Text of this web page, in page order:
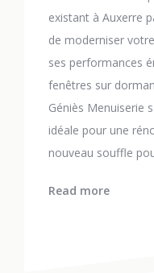
existant à Auxerre
de moderniser
ses performances
fenêtres sur
Géniès Menuiserie
idéale pour une
nouveau souffle
Read more